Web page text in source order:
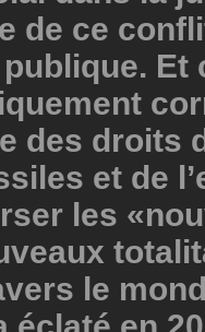
de ce
Et
des droits
et de
les
le